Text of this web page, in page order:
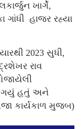
ખાર્ગે,
ગાંધી હાજર રહ્યા
2023 સુધી,
રાવ
ગયું હતું અને
કાર્યકાળ મુજબ)